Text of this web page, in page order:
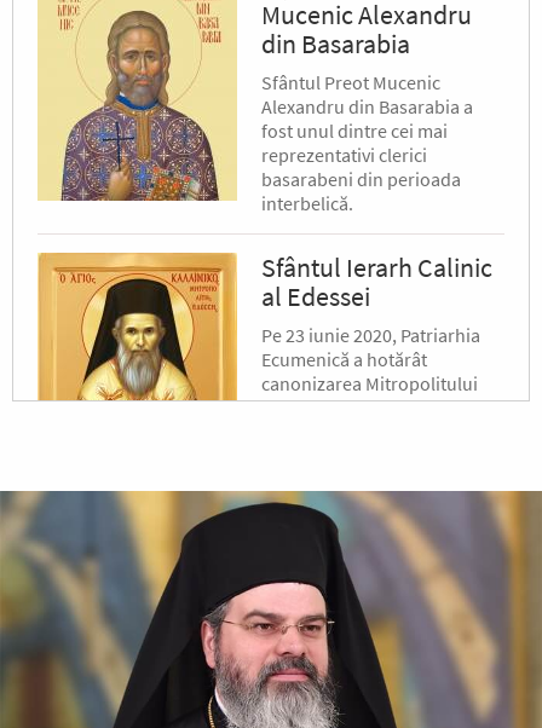
Mucenic Alexandru
din Basarabia
Sfântul Preot Mucenic
Alexandru din Basarabia a
fost unul dintre cei mai
reprezentativi clerici
basarabeni din perioada
interbelică.
Sfântul Ierarh Calinic
al Edessei
Pe 23 iunie 2020, Patriarhia
Ecumenică a hotărât
canonizarea Mitropolitului
Calinic al Edessei, Pellei și
Sfântul Ierarh Emilian
Mărturisitorul,
Episcopul Cizicului
Sfântul Ierarh Emilian,
mărturisitorul lui Hristos, a
trăit pe vremea împărăției lui
Leon Armeanul, luptătorul